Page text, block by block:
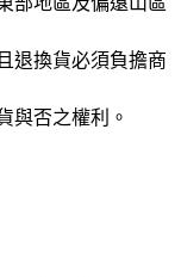
退換貨必須負擔商
與否之權利。